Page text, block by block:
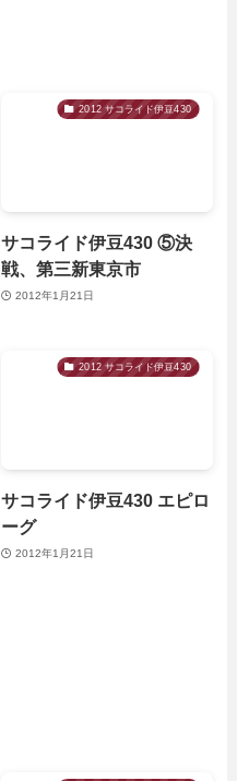
2012 サコライド伊豆430
サコライド伊豆430 ⑤決
戦、第三新東京市
2012年1月21日
2012 サコライド伊豆430
サコライド伊豆430 エピロ
ーグ
2012年1月21日